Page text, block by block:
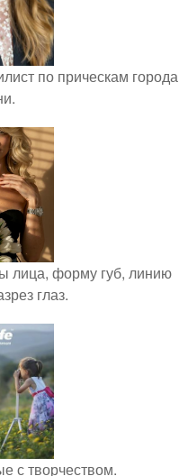
по прическам города
лица, форму губ, линию
глаз.
с творчеством.